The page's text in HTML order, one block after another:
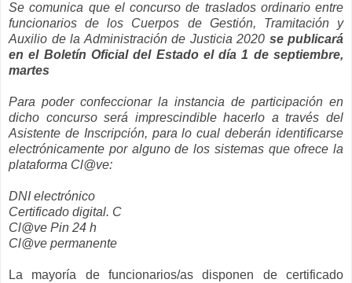
Se comunica que el concurso de traslados ordinario entre
funcionarios de los Cuerpos de Gestión, Tramitación y
Auxilio de la Administración de Justicia 2020 se publicará
en el Boletín Oficial del Estado el día 1 de septiembre,
martes
Para poder confeccionar la instancia de participación en
dicho concurso será imprescindible hacerlo a través del
Asistente de Inscripción, para lo cual deberán identificarse
electrónicamente por alguno de los sistemas que ofrece la
plataforma Cl@ve:
DNI electrónico
Certificado digital. C
Cl@ve Pin 24 h
Cl@ve permanente
La mayoría de funcionarios/as disponen de certificado